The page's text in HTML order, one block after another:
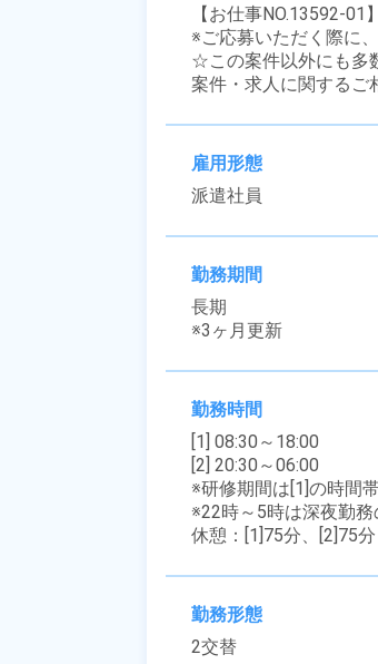
【お仕事NO.13592-01】
※ご応募いただく際に
☆この案件以外にも多
案件・求人に関するご
雇用形態
派遣社員
勤務期間
長期
※3ヶ月更新
勤務時間
[1] 08:30～18:00
[2] 20:30～06:00
※研修期間は[1]の時間
※22時～5時は深夜勤務
休憩：[1]75分、[2]75分
勤務形態
2交替